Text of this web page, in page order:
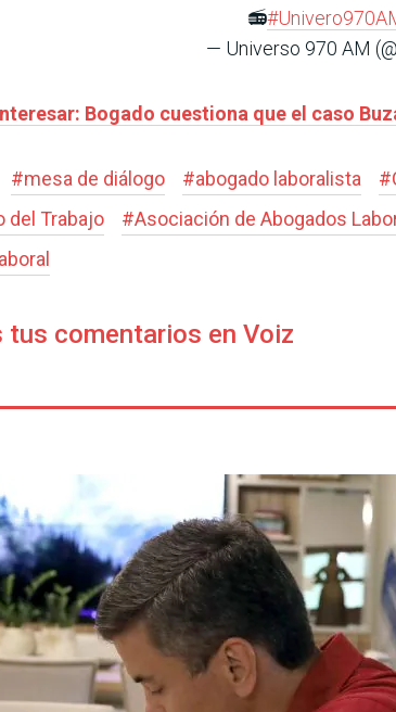
📻
— Universo 970 AM
Bogado cuestiona que el caso
#mesa de diálogo #abogado laboralista #
del Trabajo #Asociación de Abogados
tus comentarios en Voiz